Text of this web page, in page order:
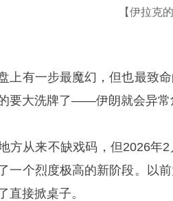
【伊拉克
上有一步最魔幻，但也最致
要大洗牌了——伊朗就会异常
方从来不缺戏码，但2026年
一个烈度极高的新阶段。以
直接掀桌子。